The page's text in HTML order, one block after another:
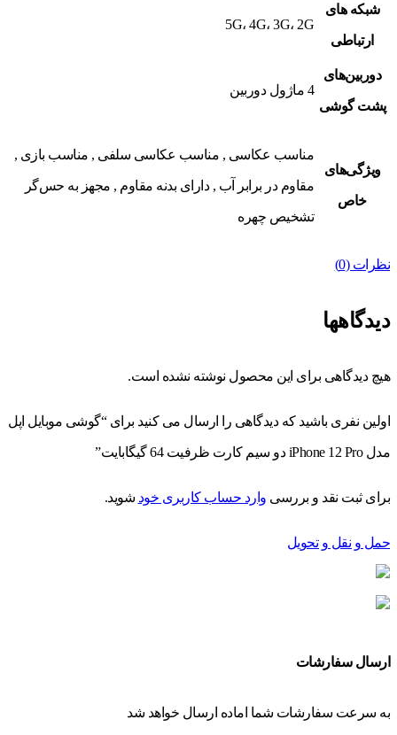
شبکه های
ارتباطی
5G، 4G، 3G، 2G
دوربین‌های
پشت گوشی
4 ماژول دوربین
ویژگی‌های
خاص
مناسب عکاسی , مناسب عکاسی سلفی , مناسب بازی ,
مقاوم در برابر آب , دارای بدنه مقاوم , مجهز به حس‌گر
تشخیص چهره
نظرات (0)
دیدگاهها
هیچ دیدگاهی برای این محصول نوشته نشده است.
اولین نفری باشید که دیدگاهی را ارسال می کنید برای “گوشی موبایل اپل
مدل iPhone 12 Pro دو سیم‌ کارت ظرفیت 64 گیگابایت”
برای ثبت نقد و بررسی وارد حساب کاربری خود شوید.
حمل و نقل و تحویل
ارسال سفارشات
به سرعت سفارشات شما اماده ارسال خواهد شد